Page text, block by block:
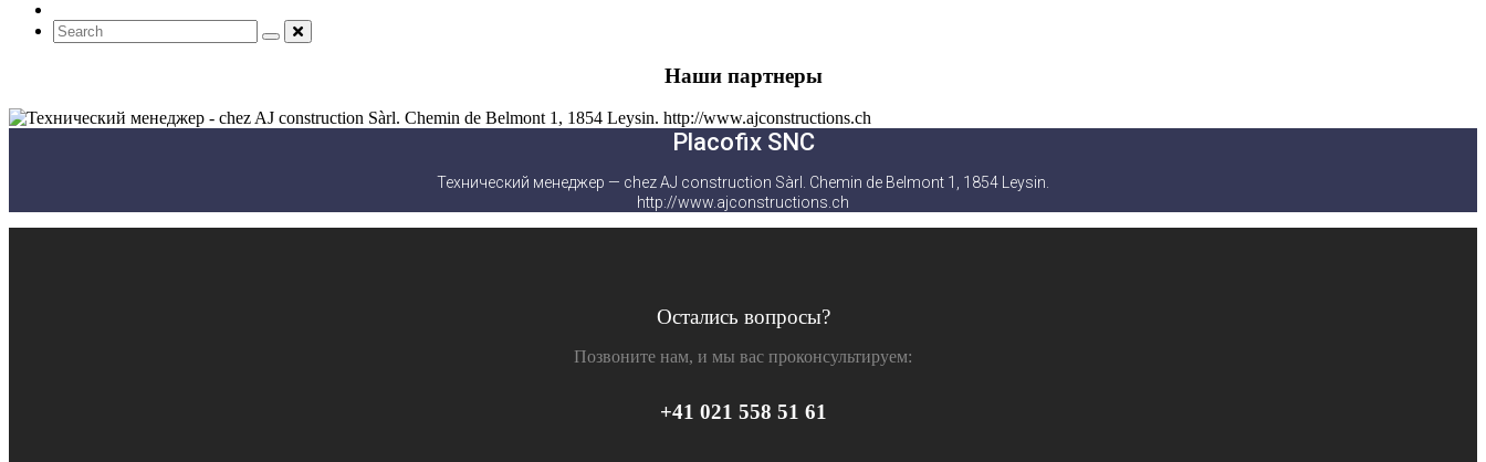
Наши партнеры
Placofix SNC
Технический менеджер — chez AJ construction Sàrl. Chemin de Belmont 1, 1854 Leysin.
http://www.ajconstructions.ch
Остались вопросы?
Позвоните нам, и мы вас проконсультируем:
+41 021 558 51 61